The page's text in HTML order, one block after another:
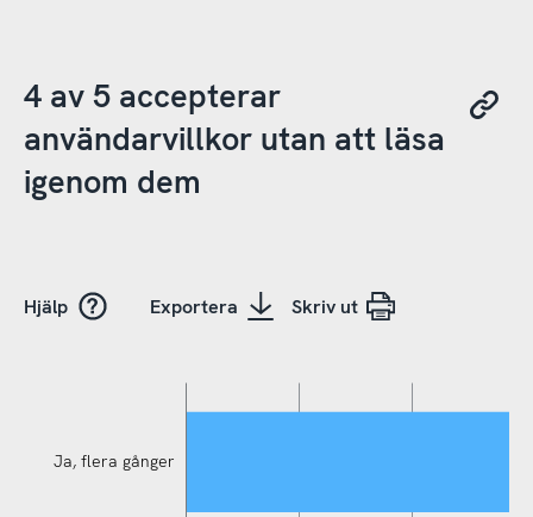
4 av 5 accepterar
användarvillkor utan att läsa
igenom dem
Hjälp Exportera Skriv ut
Ja, flera gånger